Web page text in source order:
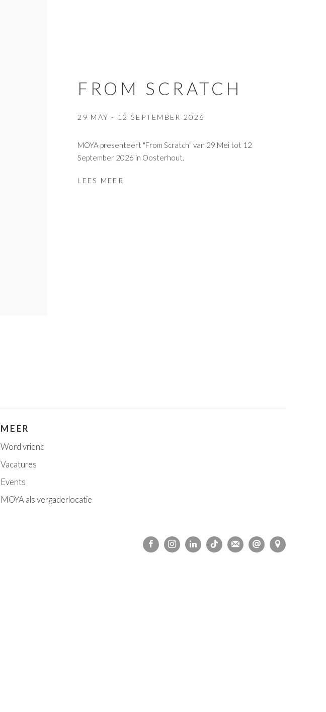
FROM SCRATCH
29 MAY - 12 SEPTEMBER 2026
MOYA presenteert "From Scratch" van 29 Mei tot 12
September 2026 in Oosterhout.
LEES MEER
MEER
Word vriend
Vacatures
Events
MOYA als vergaderlocatie